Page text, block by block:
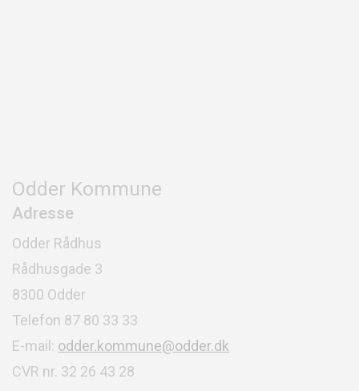
Odder Kommune
Adresse
Odder Rådhus
Rådhusgade 3
8300 Odder
Telefon 87 80 33 33
E-mail: odder.kommune@odder.dk
CVR nr. 32 26 43 28